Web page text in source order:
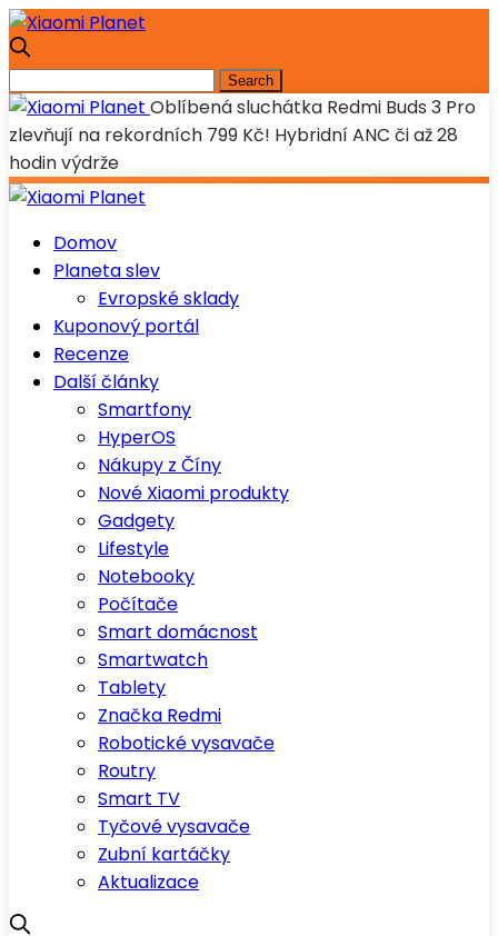
Oblíbená sluchátka Redmi Buds 3 Pro
zlevňují na rekordních 799 Kč! Hybridní ANC či až 28
hodin výdrže
Domov
Planeta slev
Evropské sklady
Kuponový portál
Recenze
Další články
Smartfony
HyperOS
Nákupy z Číny
Nové Xiaomi produkty
Gadgety
Lifestyle
Notebooky
Počítače
Smart domácnost
Smartwatch
Tablety
Značka Redmi
Robotické vysavače
Routry
Smart TV
Tyčové vysavače
Zubní kartáčky
Aktualizace